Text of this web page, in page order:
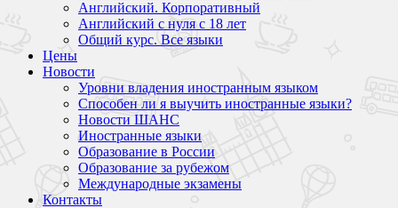
Английский. Корпоративный
Английский с нуля с 18 лет
Общий курс. Все языки
Цены
Новости
Уровни владения иностранным языком
Способен ли я выучить иностранные языки?
Новости ШАНС
Иностранные языки
Образование в России
Образование за рубежом
Международные экзамены
Контакты